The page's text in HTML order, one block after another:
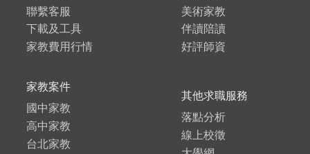
聯繫客服
下載及工具
家教費用行情
美術家教
伴讀陪讀
好評師資
家教案件
國中家教
高中家教
台北家教
其他求職服務
落點分析
線上校徵